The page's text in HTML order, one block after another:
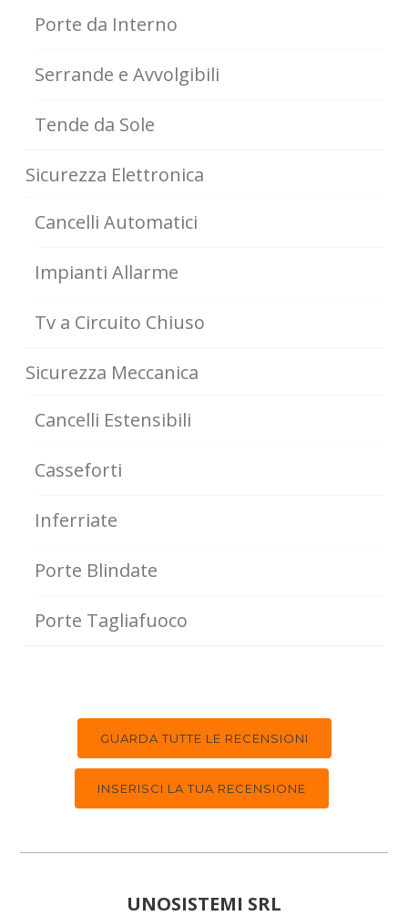
Porte da Interno
Serrande e Avvolgibili
Tende da Sole
Sicurezza Elettronica
Cancelli Automatici
Impianti Allarme
Tv a Circuito Chiuso
Sicurezza Meccanica
Cancelli Estensibili
Casseforti
Inferriate
Porte Blindate
Porte Tagliafuoco
GUARDA TUTTE LE RECENSIONI
INSERISCI LA TUA RECENSIONE
UNOSISTEMI SRL